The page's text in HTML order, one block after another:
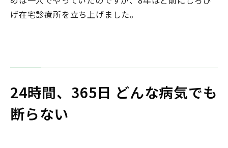
げ在宅診療所を立ち上げました。
24時間、365日 どんな病気でも
断らない